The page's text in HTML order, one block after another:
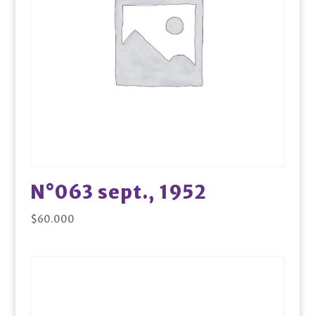
N°063 sept., 1952
$60.000